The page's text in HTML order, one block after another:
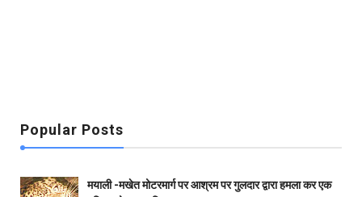
Popular Posts
मयाली -मखेत मोटरमार्ग पर आश्रम पर गुलदार द्वारा हमला कर एक